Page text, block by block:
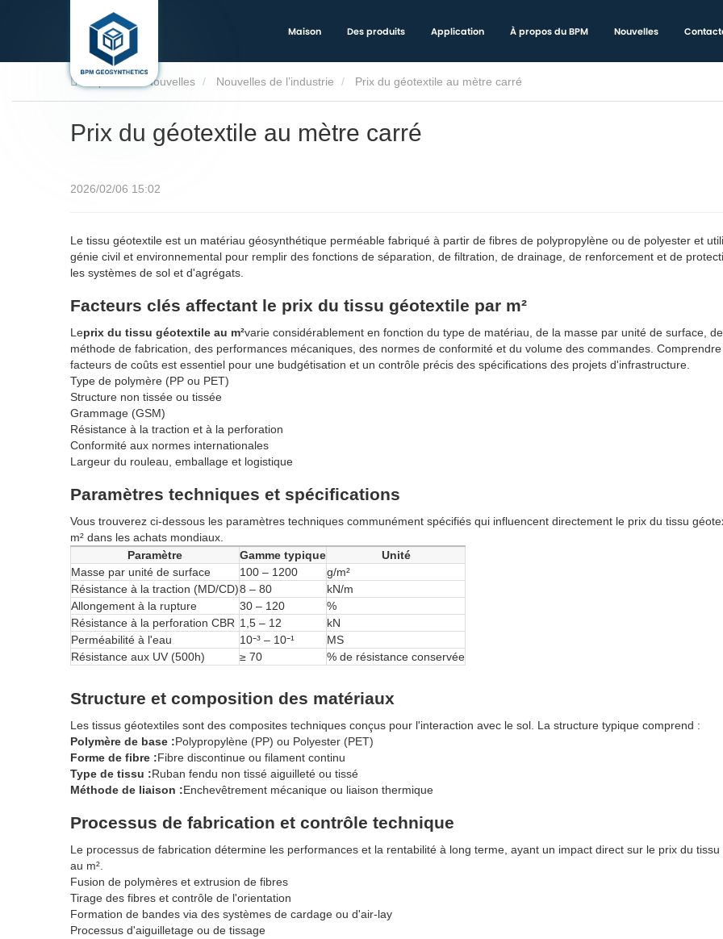
Maison Des produits Application À propos du BPM Nouvelles
Nouvelles Nouvelles de l’industrie Prix ​​du géotextile au mètre carré
Prix ​​du géotextile au mètre carré
2026/02/06 15:02
Le tissu géotextile est un matériau géosynthétique perméable fabriqué à partir de fibres de polypropylène ou de polyester et
génie civil et environnemental pour remplir des fonctions de séparation, de filtration, de drainage, de renforcement et de
les systèmes de sol et d'agrégats.
Facteurs clés affectant le prix du tissu géotextile par m²
Leprix du tissu géotextile au m²varie considérablement en fonction du type de matériau, de la masse par unité de surface,
méthode de fabrication, des performances mécaniques, des normes de conformité et du volume des commandes.
facteurs de coûts est essentiel pour une budgétisation et un contrôle précis des spécifications des projets d'infrastructure.
Type de polymère (PP ou PET)
Structure non tissée ou tissée
Grammage (GSM)
Résistance à la traction et à la perforation
Conformité aux normes internationales
Largeur du rouleau, emballage et logistique
Paramètres techniques et spécifications
Vous trouverez ci-dessous les paramètres techniques communément spécifiés qui influencent directement le prix du tissu
m² dans les achats mondiaux.
Paramètre
Gamme typique
Unité
Masse par unité de surface
100 – 1200
g/m²
Résistance à la traction (MD/CD)8 – 80
kN/m
Allongement à la rupture
30 – 120
%
Résistance à la perforation CBR 1,5 – 12
kN
Perméabilité à l'eau
10⁻³ – 10⁻¹
MS
Résistance aux UV (500h)
≥ 70 % de résistance conservée
Structure et composition des matériaux
Les tissus géotextiles sont des composites techniques conçus pour l'interaction avec le sol. La structure typique comprend :
Polymère de base :Polypropylène (PP) ou Polyester (PET)
Forme de fibre :Fibre discontinue ou filament continu
Type de tissu :Ruban fendu non tissé aiguilleté ou tissé
Méthode de liaison :Enchevêtrement mécanique ou liaison thermique
Processus de fabrication et contrôle technique
Le processus de fabrication détermine les performances et la rentabilité à long terme, ayant un impact direct sur le prix du tissu
au m².
Fusion de polymères et extrusion de fibres
Tirage des fibres et contrôle de l'orientation
Formation de bandes via des systèmes de cardage ou d'air-lay
Processus d'aiguilletage ou de tissage